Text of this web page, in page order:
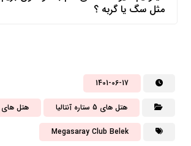
مثل سگ یا گربه ؟
1401-06-17
هتل های 5 ستاره آنتالیا هتل های 5 ستاره
Megasaray Club Belek